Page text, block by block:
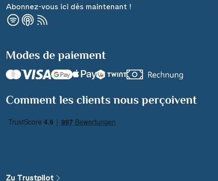
Abonnez-vous ici dès maintenant !
Modes de paiement
Comment les clients nous perçoivent
Zu Trustpilot